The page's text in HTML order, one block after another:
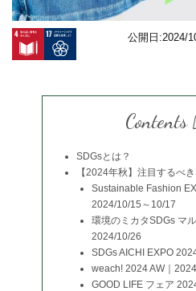
公開日
Contents
SDGsとは？
【2024年秋】注目するべ
Sustainable Fashion
2024/10/15～10/17
環境のミカタSDGs マ
2024/10/26
SDGs AICHI EXPO
weach! 2024 AW｜
GOOD LIFE フェア